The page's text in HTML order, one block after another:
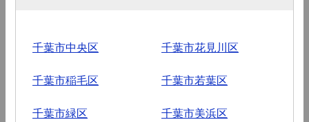
千葉市中央区 千葉市花見川区
千葉市稲毛区 千葉市若葉区
千葉市緑区 千葉市美浜区